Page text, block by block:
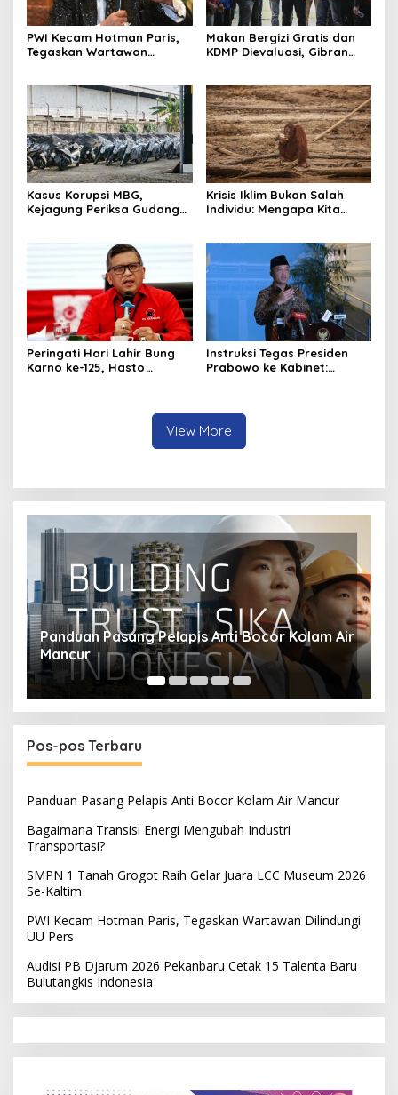
PWI Kecam Hotman Paris,
Tegaskan Wartawan
Makan Bergizi Gratis dan
KDMP Dievaluasi, Gibran
Kasus Korupsi MBG,
Kejagung Periksa Gudang
Krisis Iklim Bukan Salah
Individu: Mengapa Kita
Pribadi”?
Peringati Hari Lahir Bung
Karno ke-125, Hasto
Instruksi Tegas Presiden
Prabowo ke Kabinet:
View More
Bagaimana Transisi Energi Mengubah Industri
Transportasi?
Pos-pos Terbaru
Panduan Pasang Pelapis Anti Bocor Kolam Air Mancur
Bagaimana Transisi Energi Mengubah Industri
Transportasi?
SMPN 1 Tanah Grogot Raih Gelar Juara LCC Museum 2026
Se-Kaltim
PWI Kecam Hotman Paris, Tegaskan Wartawan Dilindungi
UU Pers
Audisi PB Djarum 2026 Pekanbaru Cetak 15 Talenta Baru
Bulutangkis Indonesia